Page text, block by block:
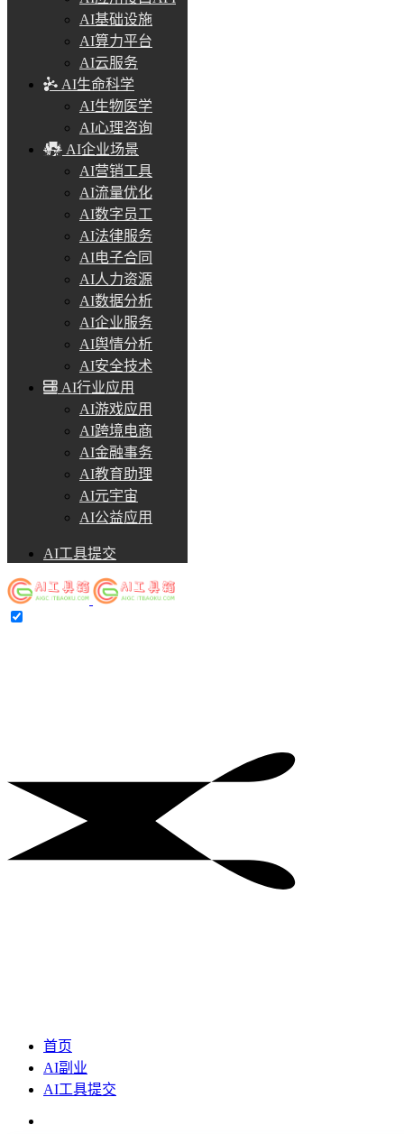
AI基础设施
AI算力平台
AI云服务
AI生命科学
AI生物医学
AI心理咨询
AI企业场景
AI营销工具
AI流量优化
AI数字员工
AI法律服务
AI电子合同
AI人力资源
AI数据分析
AI企业服务
AI舆情分析
AI安全技术
AI行业应用
AI游戏应用
AI跨境电商
AI金融事务
AI教育助理
AI元宇宙
AI公益应用
AI工具提交
首页
AI副业
AI工具提交